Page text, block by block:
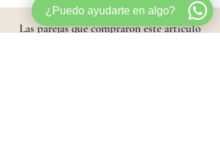
Las parejasque compraron este artículo
¿Puedo ayudarte en algo?